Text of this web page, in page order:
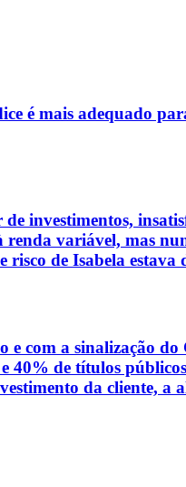
é mais adequado
investimentos,
variável, mas
de Isabela
com a sinalização
de títulos
da cliente,